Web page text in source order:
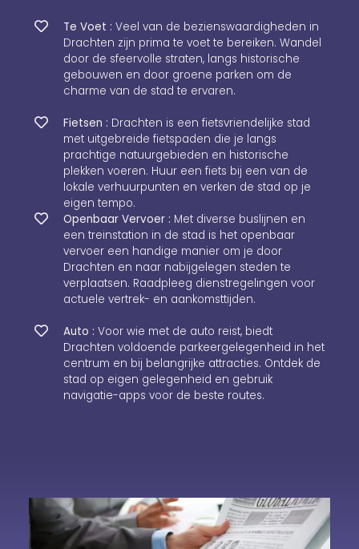
Te Voet : Veel van de bezienswaardigheden in
Drachten zijn prima te voet te bereiken. Wandel
door de sfeervolle straten, langs historische
gebouwen en door groene parken om de
charme van de stad te ervaren.
Fietsen : Drachten is een fietsvriendelijke stad
met uitgebreide fietspaden die je langs
prachtige natuurgebieden en historische
plekken voeren. Huur een fiets bij een van de
lokale verhuurpunten en verken de stad op je
eigen tempo.
Openbaar Vervoer : Met diverse buslijnen en
een treinstation in de stad is het openbaar
vervoer een handige manier om je door
Drachten en naar nabijgelegen steden te
verplaatsen. Raadpleeg dienstregelingen voor
actuele vertrek- en aankomsttijden.
Auto : Voor wie met de auto reist, biedt
Drachten voldoende parkeergelegenheid in het
centrum en bij belangrijke attracties. Ontdek de
stad op eigen gelegenheid en gebruik
navigatie-apps voor de beste routes.